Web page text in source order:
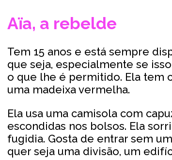
Aїa, a rebelde
Tem 15 anos e está sempre
que seja, especialmente se
o que lhe é permitido. Ela tem
uma madeixa vermelha.
Ela usa uma camisola com
escondidas nos bolsos. Ela
fugidia. Gosta de entrar sem
quer seja uma divisão, um